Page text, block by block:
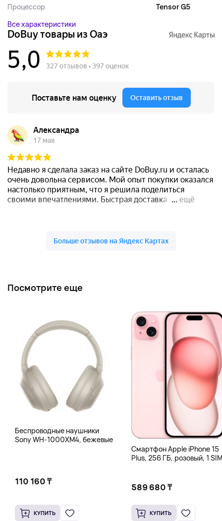
Процессор
Tensor G5
Все характеристики
Посмотрите еще
Беспроводные наушники
Sony WH-1000XM4, бежевые
110 160 ₸
КУПИТЬ
Смартфон Apple iPhone 15
Plus, 256 ГБ, розовый, 1
589 680 ₸
КУПИТЬ